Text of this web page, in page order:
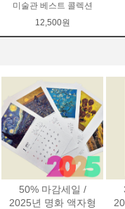
미술관 베스트 콜렉션
12,500원
50% 마감세일 /
2025년 명화 액자형